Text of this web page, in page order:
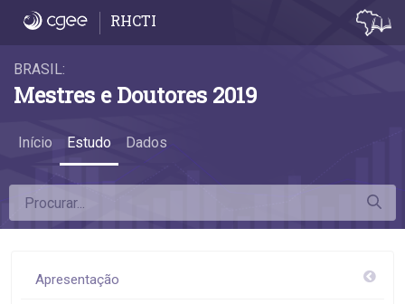
6.2 Remuneração 2, 5 e 10 anos após a
RHCTI
BRASIL:
Mestres e Doutores 2019
Início Estudo Dados
Apresentação